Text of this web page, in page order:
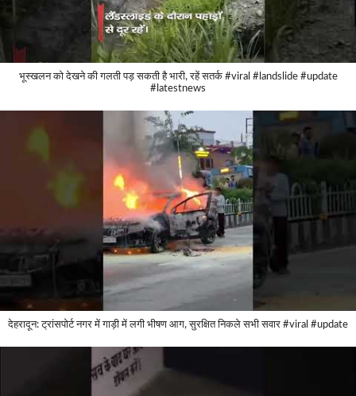
भूस्खलन को देखने की गलती पड़ सकती है भारी, रहें सतर्क #viral #landslide #update
#latestnews
देहरादून: ट्रांसपोर्ट नगर में गाड़ी में लगी भीषण आग, सुरक्षित निकले सभी सवार #viral #update